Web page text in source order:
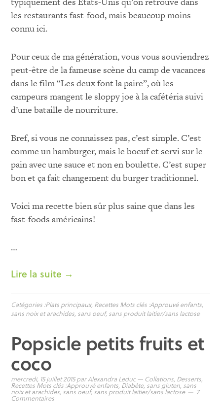
les restaurants fast-food, mais beaucoup moins
connu ici.
Pour ceux de ma génération, vous vous souviendrez
peut-être de la fameuse scène du camp de vacances
dans le film “Les deux font la paire”, où les
campeurs mangent le sloppy joe à la cafétéria suivi
d’une bataille de nourriture.
Bref, si vous ne connaissez pas, c’est simple. C’est
comme un hamburger, mais le boeuf et servi sur le
pain avec une sauce et non en boulette. C’est super
bon et ça fait changement du burger traditionnel.
Voici ma recette bien sûr plus saine que dans les
fast-foods américains!
…
Lire la suite →
Catégories :Plats principaux, Recettes Mots clés :Approuvé enfants,
sans noix et arachides, sans oeuf, sans produit laitier/sans lactose
Popsicle petits fruits et
coco
mercredi, 15 juillet 2015parAlexandra Leduc — Collations, Desserts,
Recettes Mots clés :Approuvé enfants, Diabète, sans gluten, sans
noix et arachides, sans oeuf, sans produit laitier/sans lactose 7
Commentaires